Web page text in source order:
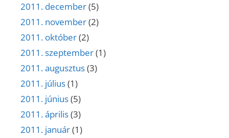
2011. december(5)
2011. november(2)
2011. október(2)
2011. szeptember(1)
2011. augusztus(3)
2011. július(1)
2011. június(5)
2011. április(3)
2011. január(1)